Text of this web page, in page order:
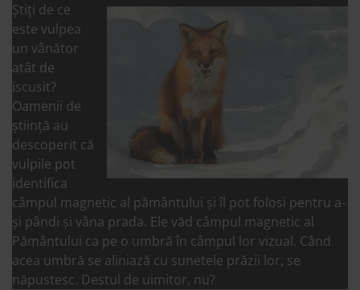
Știți de ce
este vulpea
un vânător
atât de
iscusit?
Oamenii de
știință au
descoperit că
vulpile pot
identifica
câmpul magnetic al pământului și îl pot folosi pentru a-
și pândi și vâna prada. Ele văd câmpul magnetic al
Pământului ca pe o umbră în câmpul lor vizual. Când
acea umbră se aliniază cu sunetele prăzii lor, se
năpustesc. Destul de uimitor, nu?